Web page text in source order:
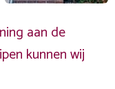
aan de
kunnen wij